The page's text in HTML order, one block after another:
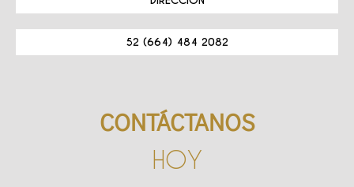
52 (664) 484 2082
CONTÁCTANOS
HOY